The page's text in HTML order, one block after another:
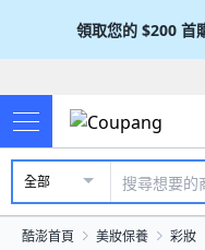
領取您的 $200 首
全部
酷澎首頁 美妝保養 彩妝